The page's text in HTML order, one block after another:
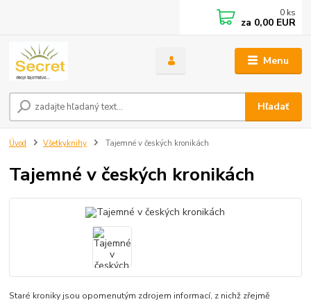
Menu
Hľadať
0 ks
za 0,00 EUR
Úvod Všetkyknihy Tajemné v českých kronikách
Tajemné v českých kronikách
Staré kroniky jsou opomenutým zdrojem informací, z nichž zřejmě